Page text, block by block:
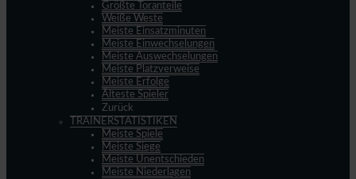
Größte Toranteile
Weiße Weste
Meiste Einsatzminuten
Meiste Einwechselungen
Meiste Auswechselungen
Meiste Platzverweise
Meiste Erfolge
Älteste Spieler
Zurück
TRAINERSTATISTIKEN
Meiste Spiele
Meiste Siege
Meiste Unentschieden
Meiste Niederlagen